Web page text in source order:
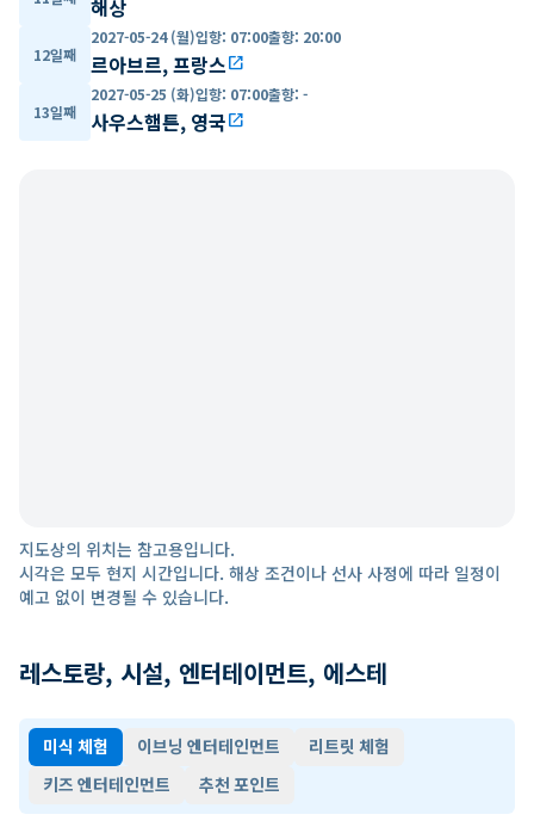
해상
12일째
2027-05-24 (월)입항: 07:00출항: 20:00
르아브르, 프랑스open_in_new
13일째
2027-05-25 (화)입항: 07:00출항: -
사우스햄튼, 영국open_in_new
지도상의 위치는 참고용입니다.
시각은 모두 현지 시간입니다. 해상 조건이나 선사 사정에 따라 일정이
예고 없이 변경될 수 있습니다.
레스토랑, 시설, 엔터테이먼트, 에스테
미식 체험 이브닝 엔터테인먼트
리트릿 체험
키즈 엔터테인먼트
추천 포인트